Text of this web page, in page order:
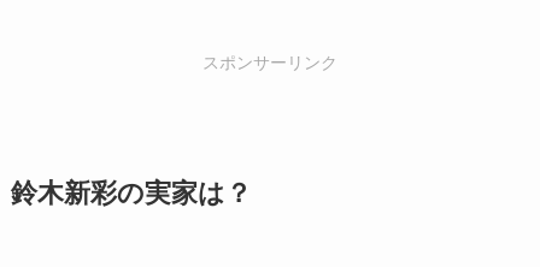
スポンサーリンク
鈴木新彩の実家は？